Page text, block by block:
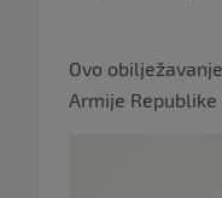
Ovo
Armije